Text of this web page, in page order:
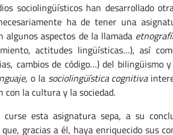
han desarrollado
ha de tener una
aspectos de la llamada
actitudes lingüísticas…), así
cambios de código…) del bilingüismo
, o la sociolingüística cognitiva
la cultura y la sociedad.
esta asignatura sepa, a su
gracias a él, haya enriquecido sus